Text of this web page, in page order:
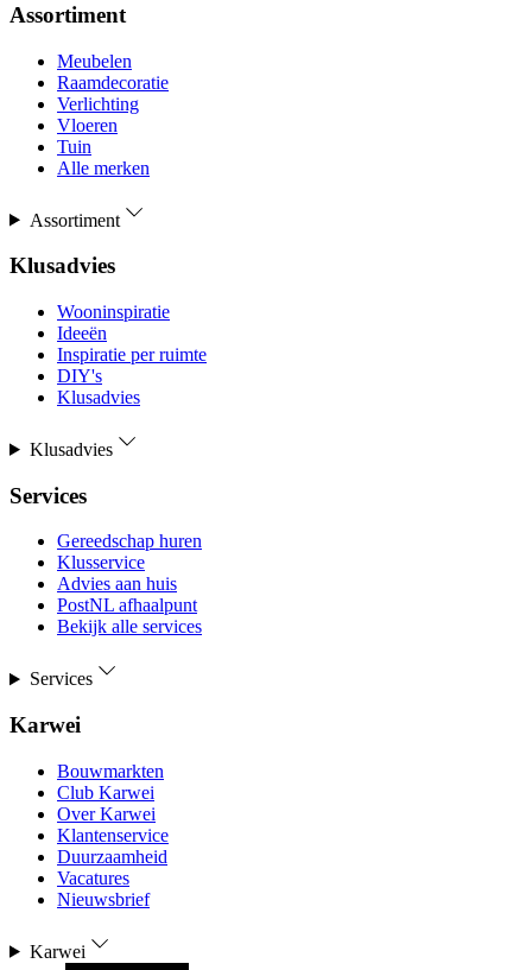
Assortiment
Meubelen
Raamdecoratie
Verlichting
Vloeren
Tuin
Alle merken
Assortiment
Klusadvies
Wooninspiratie
Ideeën
Inspiratie per ruimte
DIY's
Klusadvies
Klusadvies
Services
Gereedschap huren
Klusservice
Advies aan huis
PostNL afhaalpunt
Bekijk alle services
Services
Karwei
Bouwmarkten
Club Karwei
Over Karwei
Klantenservice
Duurzaamheid
Vacatures
Nieuwsbrief
Karwei